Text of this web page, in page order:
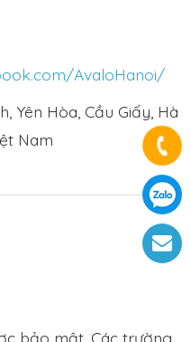
AvaloHanoi/
Yên Hòa, Cầu Giấy, Hà
Nam
bảo mật. Các trường